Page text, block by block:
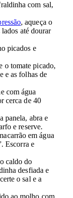
com sal,
, aqueça o
até dourar
picados e
o tomate picado,
e as folhas de
com água
cerca de 40
panela, abra e
e reserve.
em água
Escorra e
caldo do
desfiada e
o sal e a